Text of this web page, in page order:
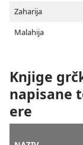
Zaharija
Malahija
Knjige
napisane
ere